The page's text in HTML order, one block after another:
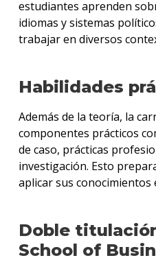
estudiantes aprenden
idiomas y sistemas
trabajar en diversos
Habilidades
Además de la teoría, la
componentes prácticos
de caso, prácticas
investigación. Esto
aplicar sus conocimientos
Doble
School of